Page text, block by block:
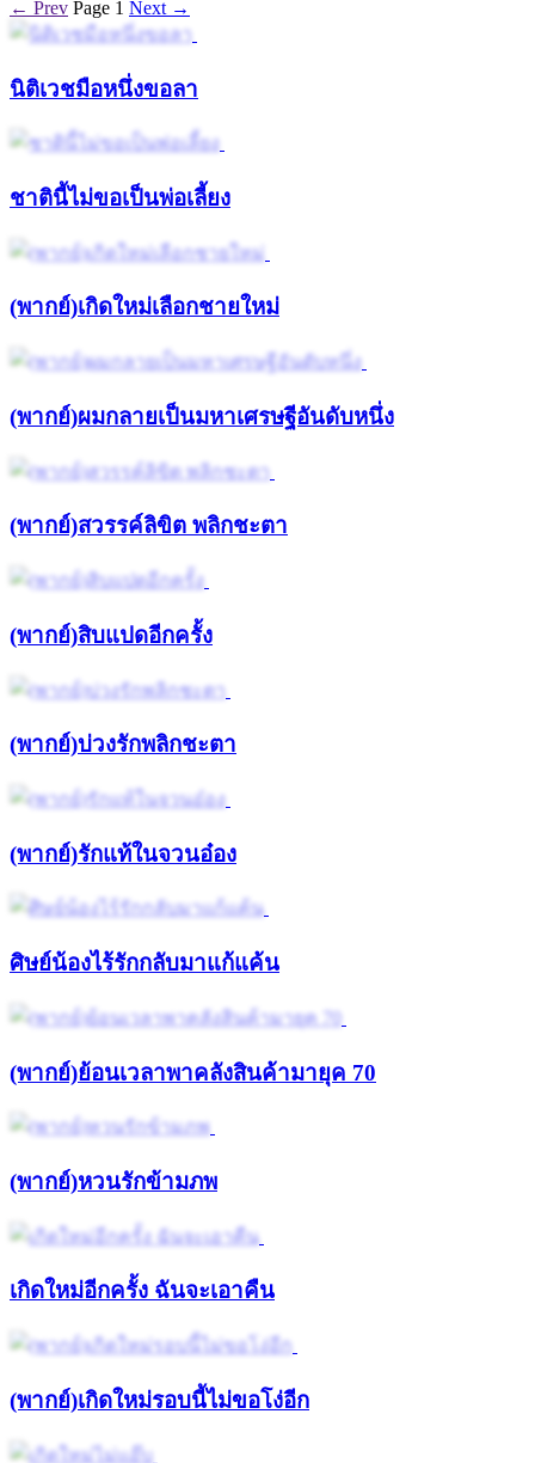
← Prev Page 1 Next →
นิติเวชมือหนึ่งขอลา
ชาตินี้ไม่ขอเป็นพ่อเลี้ยง
(พากย์)เกิดใหม่เลือกชายใหม่
(พากย์)ผมกลายเป็นมหาเศรษฐีอันดับหนึ่ง
(พากย์)สวรรค์ลิขิต พลิกชะตา
(พากย์)สิบแปดอีกครั้ง
(พากย์)บ่วงรักพลิกชะตา
(พากย์)รักแท้ในจวนอ๋อง
ศิษย์น้องไร้รักกลับมาแก้แค้น
(พากย์)ย้อนเวลาพาคลังสินค้ามายุค 70
(พากย์)หวนรักข้ามภพ
เกิดใหม่อีกครั้ง ฉันจะเอาคืน
(พากย์)เกิดใหม่รอบนี้ไม่ขอโง่อีก